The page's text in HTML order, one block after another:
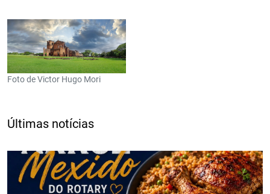
Foto de Victor Hugo Mori
Últimas notícias